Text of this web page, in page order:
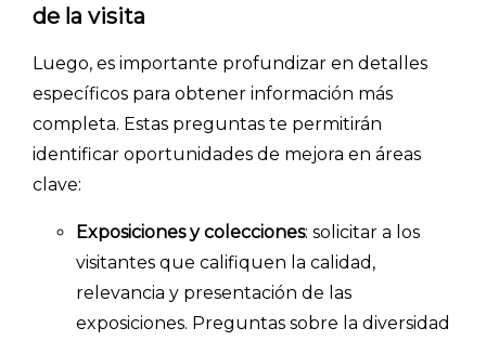
de la visita
Luego, es importante profundizar en detalles
específicos para obtener información más
completa. Estas preguntas te permitirán
identificar oportunidades de mejora en áreas
clave:
Exposiciones y colecciones: solicitar a los
visitantes que califiquen la calidad,
relevancia y presentación de las
exposiciones. Preguntas sobre la diversidad